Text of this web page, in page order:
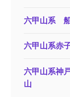
六甲山系
六甲山系赤
六甲山系神
山